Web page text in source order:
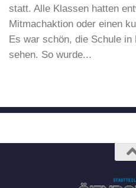
statt. Alle Klassen hatten
Mitmachaktion oder einen
Es war schön, die Schule in
sehen. So wurde...